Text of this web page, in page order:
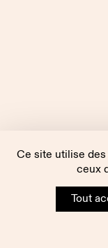
Ce site utilise
ceux
Tout